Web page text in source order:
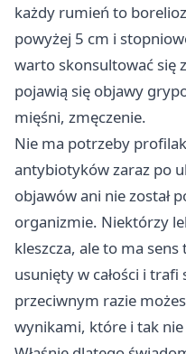
każdy rumień to
powyżej 5 cm i
warto skonsultować się
pojawią się objawy
mięśni, zmęczenie.
Nie ma potrzeby
antybiotyków zaraz po
objawów ani nie został
organizmie. Niektórzy
kleszcza, ale to ma
usunięty w całości i
przeciwnym razie
wynikami, które i tak